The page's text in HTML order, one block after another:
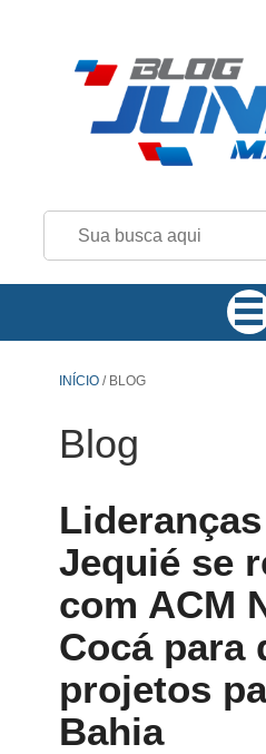
INÍCIO /BLOG
Blog
Jequié se
com ACM
Cocá para
projetos
Bahia